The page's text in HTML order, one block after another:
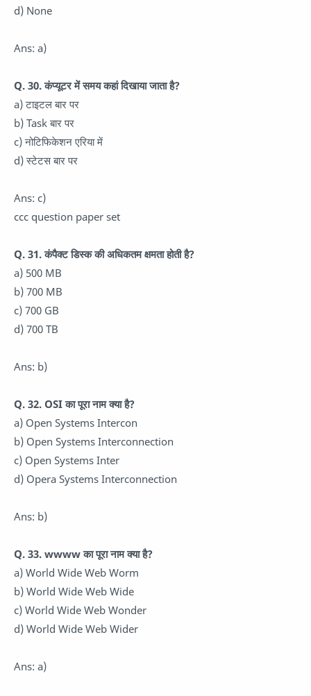
d) None
Ans: a)
Q. 30. कंप्यूटर में समय कहां दिखाया जाता है?
a) टाइटल बार पर
b) Task बार पर
c) नोटिफिकेशन एरिया में
d) स्टेटस बार पर
Ans: c)
ccc question paper set
Q. 31. कंपैक्ट डिस्क की अधिकतम क्षमता होती है?
a) 500 MB
b) 700 MB
c) 700 GB
d) 700 TB
Ans: b)
Q. 32. OSI का पूरा नाम क्या है?
a) Open Systems Intercon
b) Open Systems Interconnection
c) Open Systems Inter
d) Opera Systems Interconnection
Ans: b)
Q. 33. wwww का पूरा नाम क्या है?
a) World Wide Web Worm
b) World Wide Web Wide
c) World Wide Web Wonder
d) World Wide Web Wider
Ans: a)